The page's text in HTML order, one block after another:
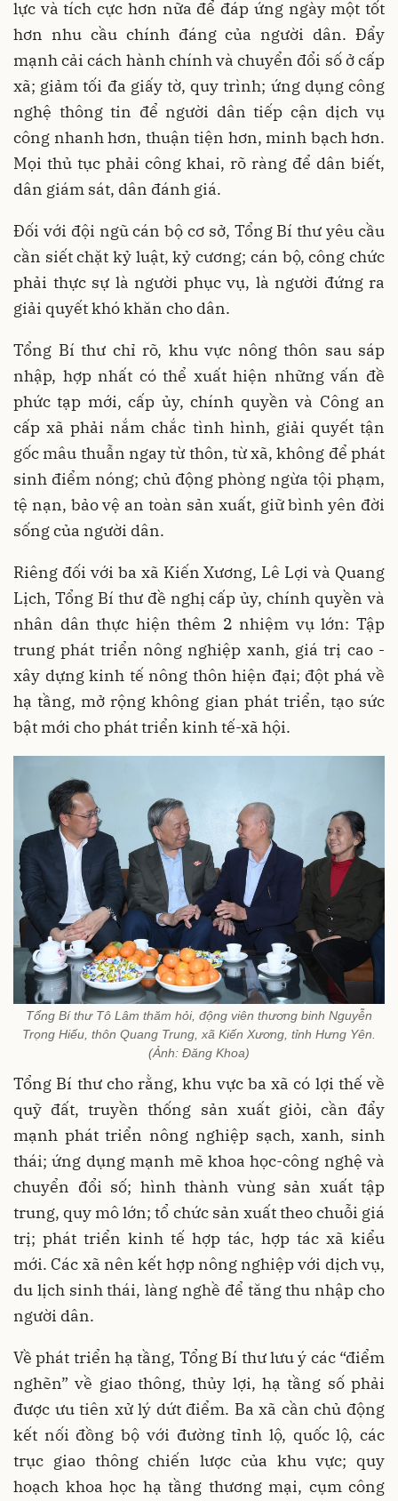
lực và tích cực hơn nữa để đáp ứng ngày một tốt
hơn nhu cầu chính đáng của người dân. Đẩy
mạnh cải cách hành chính và chuyển đổi số ở cấp
xã; giảm tối đa giấy tờ, quy trình; ứng dụng công
nghệ thông tin để người dân tiếp cận dịch vụ
công nhanh hơn, thuận tiện hơn, minh bạch hơn.
Mọi thủ tục phải công khai, rõ ràng để dân biết,
dân giám sát, dân đánh giá.
Đối với đội ngũ cán bộ cơ sở, Tổng Bí thư yêu cầu
cần siết chặt kỷ luật, kỷ cương; cán bộ, công chức
phải thực sự là người phục vụ, là người đứng ra
giải quyết khó khăn cho dân.
Tổng Bí thư chỉ rõ, khu vực nông thôn sau sáp
nhập, hợp nhất có thể xuất hiện những vấn đề
phức tạp mới, cấp ủy, chính quyền và Công an
cấp xã phải nắm chắc tình hình, giải quyết tận
gốc mâu thuẫn ngay từ thôn, từ xã, không để phát
sinh điểm nóng; chủ động phòng ngừa tội phạm,
tệ nạn, bảo vệ an toàn sản xuất, giữ bình yên đời
sống của người dân.
Riêng đối với ba xã Kiến Xương, Lê Lợi và Quang
Lịch, Tổng Bí thư đề nghị cấp ủy, chính quyền và
nhân dân thực hiện thêm 2 nhiệm vụ lớn: Tập
trung phát triển nông nghiệp xanh, giá trị cao -
xây dựng kinh tế nông thôn hiện đại; đột phá về
hạ tầng, mở rộng không gian phát triển, tạo sức
bật mới cho phát triển kinh tế-xã hội.
Tổng Bí thư Tô Lâm thăm hỏi, động viên thương binh Nguyễn
Trọng Hiếu, thôn Quang Trung, xã Kiến Xương, tỉnh Hưng Yên.
(Ảnh: Đăng Khoa)
Tổng Bí thư cho rằng, khu vực ba xã có lợi thế về
quỹ đất, truyền thống sản xuất giỏi, cần đẩy
mạnh phát triển nông nghiệp sạch, xanh, sinh
thái; ứng dụng mạnh mẽ khoa học-công nghệ và
chuyển đổi số; hình thành vùng sản xuất tập
trung, quy mô lớn; tổ chức sản xuất theo chuỗi giá
trị; phát triển kinh tế hợp tác, hợp tác xã kiểu
mới. Các xã nên kết hợp nông nghiệp với dịch vụ,
du lịch sinh thái, làng nghề để tăng thu nhập cho
người dân.
Về phát triển hạ tầng, Tổng Bí thư lưu ý các “điểm
nghẽn” về giao thông, thủy lợi, hạ tầng số phải
được ưu tiên xử lý dứt điểm. Ba xã cần chủ động
kết nối đồng bộ với đường tỉnh lộ, quốc lộ, các
trục giao thông chiến lược của khu vực; quy
hoạch khoa học hạ tầng thương mại, cụm công